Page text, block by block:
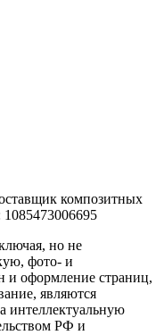
композитных
но не
фото- и
и оформление страниц,
являются
интеллектуальную
РФ и